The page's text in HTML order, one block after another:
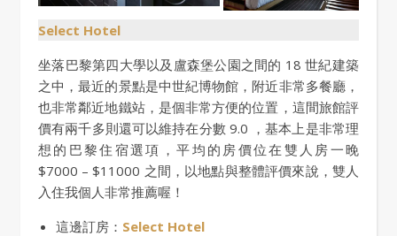
Select Hotel
坐落巴黎第四大學以及盧森堡公園之間的 18 世紀建築
之中，最近的景點是中世紀博物館，附近非常多餐廳，
也非常鄰近地鐵站，是個非常方便的位置，這間旅館評
價有兩千多則還可以維持在分數 9.0 ，基本上是非常理
想的巴黎住宿選項，平均的房價位在雙人房一晚
$7000 – $11000 之間，以地點與整體評價來說，雙人
入住我個人非常推薦喔！
這邊訂房： Select Hotel